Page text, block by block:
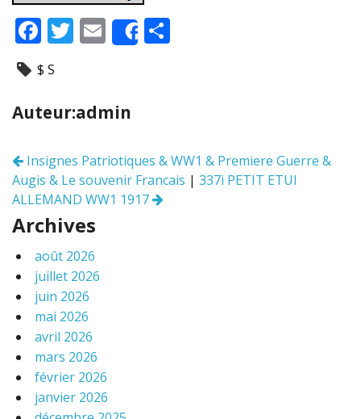
F
ac
e
b
o
k
T
er
E
m
l
Share
$ S
Auteur:admin
Navigation
des
articles
Insignes Patriotiques & WW1 & Premiere Guerre &
Augis & Le souvenir Francais | 337i PETIT ETUI
ALLEMAND WW1 1917
Archives
août 2026
juillet 2026
juin 2026
mai 2026
avril 2026
mars 2026
février 2026
janvier 2026